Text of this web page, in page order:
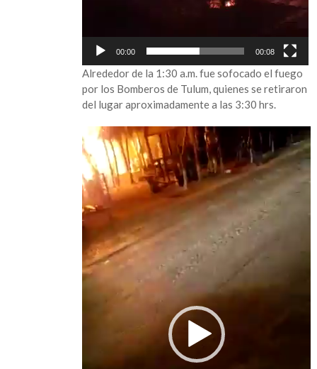
00:00 00:08
Alrededor de la 1:30 a.m. fue sofocado el fuego
por los Bomberos de Tulum, quienes se retiraron
del lugar aproximadamente a las 3:30 hrs.
Reproductor
de
vídeo